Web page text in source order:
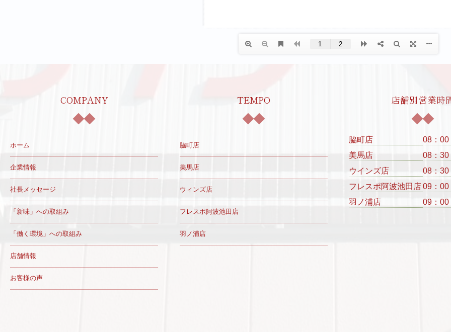
COMPANY
ホーム
企業情報
社長メッセージ
「新味」への取組み
「働く環境」への取組み
店舗情報
お客様の声
TEMPO
脇町店
美馬店
ウィンズ店
フレスポ阿波池田店
羽ノ浦店
店舗別営業時
脇町店
08：00
美馬店
08：30
ウインズ店
08：30
フレスポ阿波池田店09：00
羽ノ浦店
09：00